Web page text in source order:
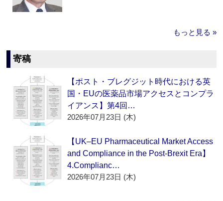
もっと見る »
寄稿
【ポスト・ブレグジット時代における英
国・EUの医薬品市場アクセスとコンプラ
イアンス】第4回…
2026年07月23日 (木)
【UK–EU Pharmaceutical Market Access
and Compliance in the Post-Brexit Era】
4.Complianc…
2026年07月23日 (木)